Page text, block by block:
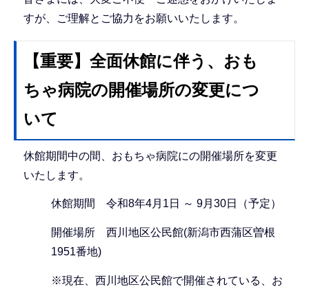
すが、ご理解とご協力をお願いいたします。
【重要】全面休館に伴う、おも
ちゃ病院の開催場所の変更につ
いて
休館期間中の間、おもちゃ病院にの開催場所を変更
いたします。
休館期間 令和8年4月1日 ～ 9月30日（予定）
開催場所 西川地区公民館(新潟市西蒲区曽根
1951番地)
※現在、西川地区公民館で開催されている、お